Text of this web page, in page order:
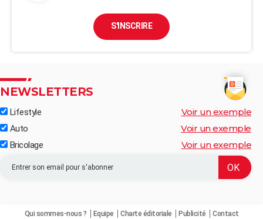
S'INSCRIRE
NEWSLETTERS
Lifestyle Voir un exemple
Auto Voir un exemple
Bricolage Voir un exemple
Qui sommes-nous ? Equipe Charte éditoriale Publicité Contact